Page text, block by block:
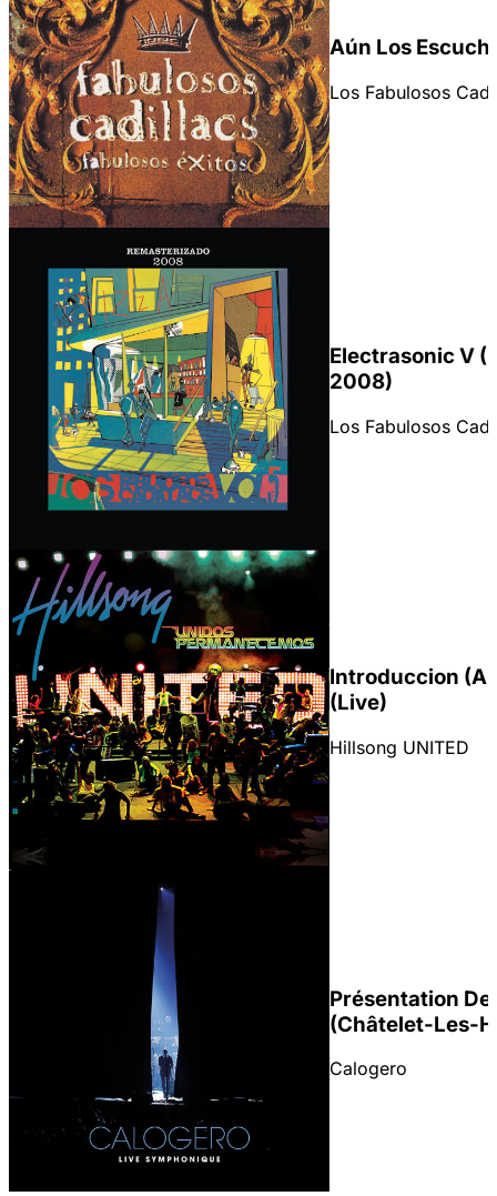
Géneros
Aún Los
Los Fabulosos
Electrasonic V
2008)
Los Fabulosos
Introduccion
(Live)
Hillsong UNITED
Présentation
(Châtelet-Les-
Calogero